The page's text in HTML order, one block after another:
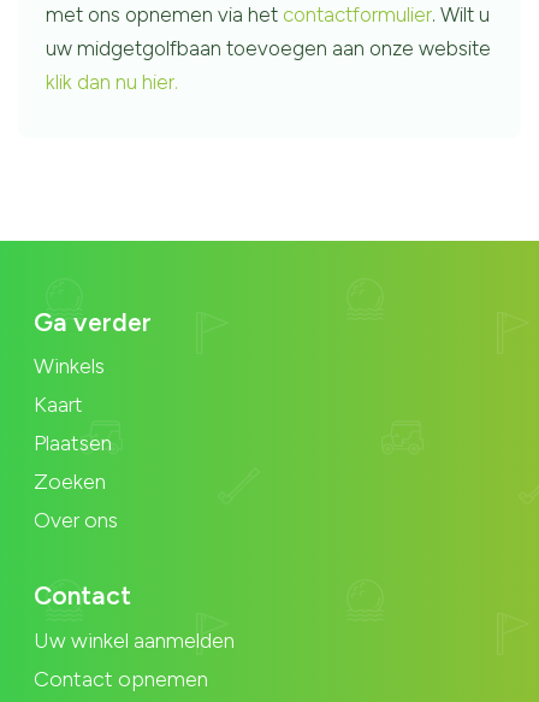
met ons opnemen via het contactformulier. Wilt u
uw midgetgolfbaan toevoegen aan onze website
klik dan nu hier.
Ga verder
Winkels
Kaart
Plaatsen
Zoeken
Over ons
Contact
Uw winkel aanmelden
Contact opnemen